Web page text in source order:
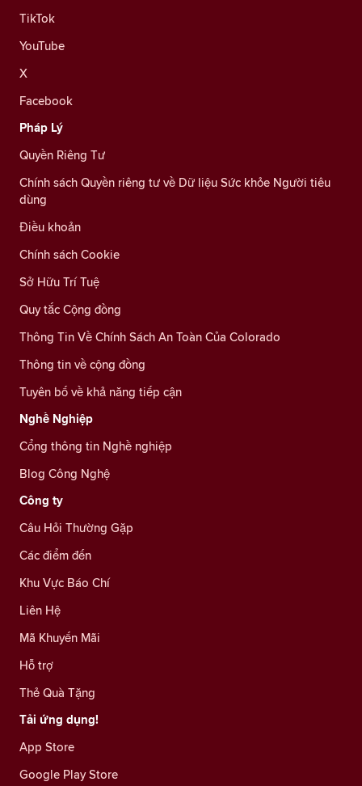
TikTok
YouTube
X
Facebook
Pháp Lý
Quyền Riêng Tư
Chính sách Quyền riêng tư về Dữ liệu Sức khỏe Người tiêu
dùng
Điều khoản
Chính sách Cookie
Sở Hữu Trí Tuệ
Quy tắc Cộng đồng
Thông Tin Về Chính Sách An Toàn Của Colorado
Thông tin về cộng đồng
Tuyên bố về khả năng tiếp cận
Nghề Nghiệp
Cổng thông tin Nghề nghiệp
Blog Công Nghệ
Công ty
Câu Hỏi Thường Gặp
Các điểm đến
Khu Vực Báo Chí
Liên Hệ
Mã Khuyến Mãi
Hỗ trợ
Thẻ Quà Tặng
Tải ứng dụng!
App Store
Google Play Store